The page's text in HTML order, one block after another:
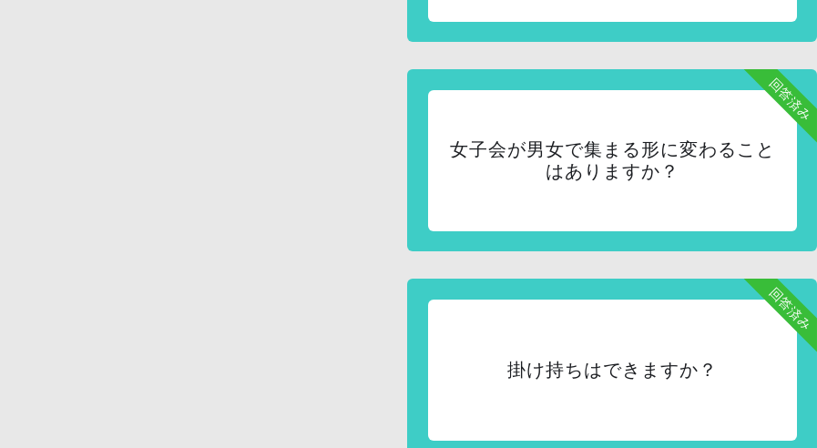
回答済み
女子会が男女で集まる形に変わること
はありますか？
回答済み
掛け持ちはできますか？